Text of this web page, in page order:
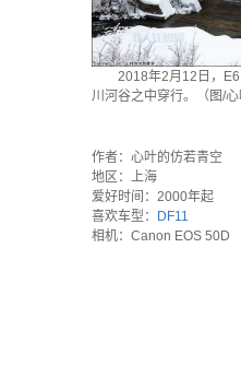
2018年2月12日，
川河谷之中穿行。（图/心
作者：心叶的仿若青空
地区：上海
爱好时间：2000年起
喜欢车型： DF11
相机：Canon EOS 50D